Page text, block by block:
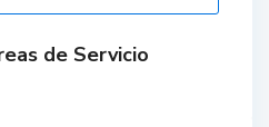
de Servicio